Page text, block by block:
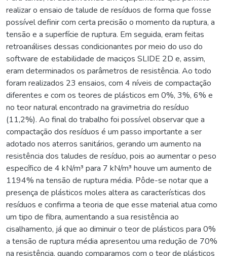
realizar o ensaio de talude de resíduos de forma que fosse
possível definir com certa precisão o momento da ruptura, a
tensão e a superfície de ruptura. Em seguida, eram feitas
retroanálises dessas condicionantes por meio do uso do
software de estabilidade de maciços SLIDE 2D e, assim,
eram determinados os parâmetros de resistência. Ao todo
foram realizados 23 ensaios, com 4 níveis de compactação
diferentes e com os teores de plásticos em 0%, 3%, 6% e
no teor natural encontrado na gravimetria do resíduo
(11,2%). Ao final do trabalho foi possível observar que a
compactação dos resíduos é um passo importante a ser
adotado nos aterros sanitários, gerando um aumento na
resistência dos taludes de resíduo, pois ao aumentar o peso
específico de 4 kN/m³ para 7 kN/m³ houve um aumento de
1194% na tensão de ruptura média. Pôde-se notar que a
presença de plásticos moles altera as características dos
resíduos e confirma a teoria de que esse material atua como
um tipo de fibra, aumentando a sua resistência ao
cisalhamento, já que ao diminuir o teor de plásticos para 0%
a tensão de ruptura média apresentou uma redução de 70%
na resistência, quando comparamos com o teor de plásticos